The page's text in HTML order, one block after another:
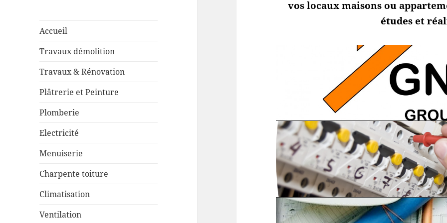
Accueil
Travaux démolition
Travaux & Rénovation
Plâtrerie et Peinture
Plomberie
Electricité
Menuiserie
Charpente toiture
Climatisation
Ventilation
vos locaux maisons ou
études et